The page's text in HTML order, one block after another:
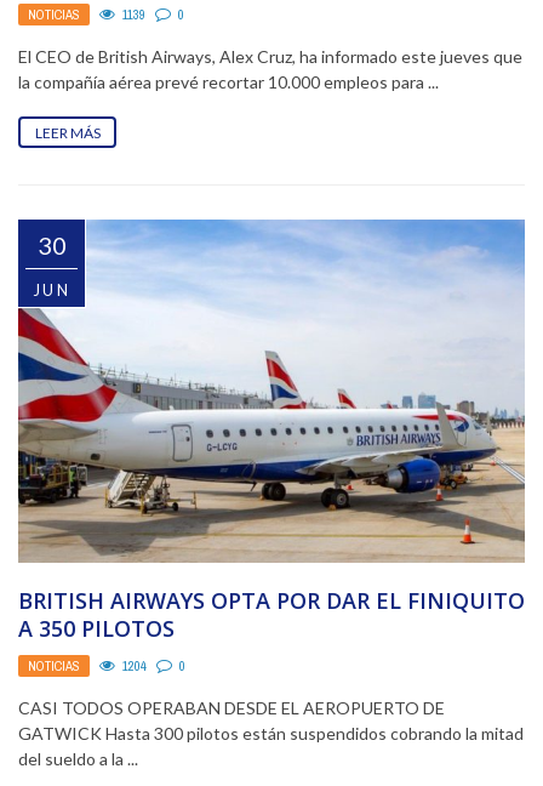
NOTICIAS 1139 0
El CEO de British Airways, Alex Cruz, ha informado este jueves que
la compañía aérea prevé recortar 10.000 empleos para ...
LEER MÁS
30
JUN
BRITISH AIRWAYS OPTA POR DAR EL FINIQUITO
A 350 PILOTOS
NOTICIAS 1204 0
CASI TODOS OPERABAN DESDE EL AEROPUERTO DE
GATWICK Hasta 300 pilotos están suspendidos cobrando la mitad
del sueldo a la ...